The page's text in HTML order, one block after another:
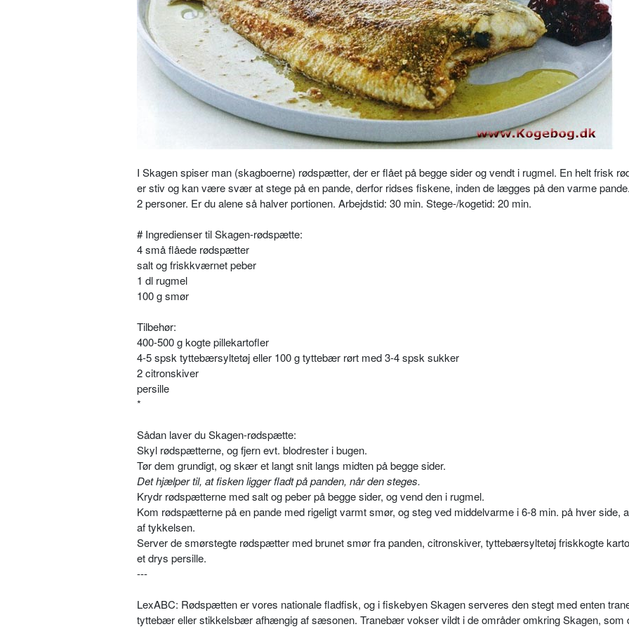
I Skagen spiser man (skagboerne) rødspætter, der er flået på begge sider og vendt i rugmel. En helt frisk
er stiv og kan være svær at stege på en pande, derfor ridses fiskene, inden de lægges på den varme pande.
2 personer. Er du alene så halver portionen. Arbejdstid: 30 min. Stege-/kogetid: 20 min.
# Ingredienser til Skagen-rødspætte:
4 små flåede rødspætter
salt og friskkværnet peber
1 dl rugmel
100 g smør
Tilbehør:
400-500 g kogte pillekartofler
4-5 spsk tyttebærsyltetøj eller 100 g tyttebær rørt med 3-4 spsk sukker
2 citronskiver
persille
*
Sådan laver du Skagen-rødspætte:
Skyl rødspætterne, og fjern evt. blodrester i bugen.
Tør dem grundigt, og skær et langt snit langs midten på begge sider.
Det hjælper til, at fisken ligger fladt på panden, når den steges.
Krydr rødspætterne med salt og peber på begge sider, og vend den i rugmel.
Kom rødspætterne på en pande med rigeligt varmt smør, og steg ved middelvarme i 6-8 min. på hver side,
af tykkelsen.
Server de smørstegte rødspætter med brunet smør fra panden, citronskiver, tyttebærsyltetøj friskkogte
et drys persille.
---
LexABC: Rødspætten er vores nationale fladfisk, og i fiskebyen Skagen serveres den stegt med enten
tyttebær eller stikkelsbær afhængig af sæsonen. Tranebær vokser vildt i de områder omkring Skagen, som